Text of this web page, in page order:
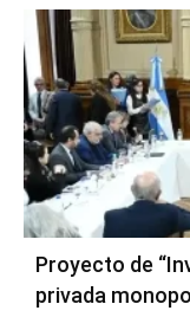
Proyecto de
privada